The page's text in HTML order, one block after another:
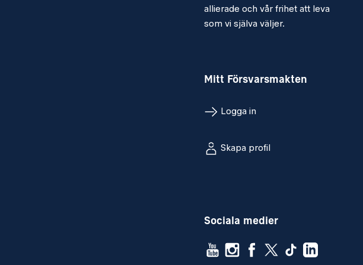
och fysiskt. Du har en stor vilja att tänka nytt och innovativt
samt god förmåga att driva projekt mot högre instans.
God förmåga att hantera MS Office främst Word, Excel,
Personliga egenskaper
allierade och vår frihet att leva
som vi själva väljer.
Mitt Försvarsmakten
Logga in
Skapa profil
Sociala medier